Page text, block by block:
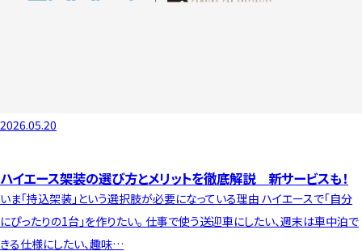
2026.05.20
ハイエース架装の選び方とメリットを徹底解説 新サービスも！
いま「持込架装」という選択肢が必要になっている理由 ハイエースで「自分
にぴったりの1台」を作りたい。 仕事で使う送迎車にしたい、週末は車中泊で
きる仕様にしたい、趣味…